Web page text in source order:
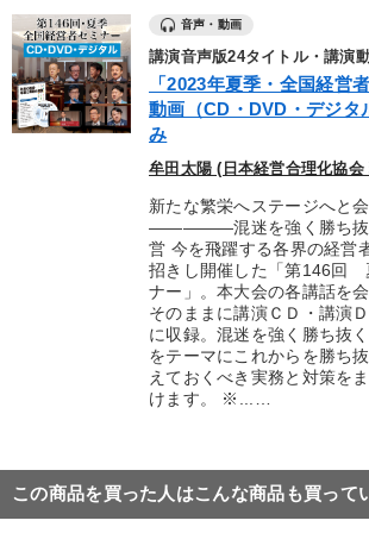
音声・動画
講演音声版24タイトル・講演
「2023年夏季・全国経営
動画（CD・DVD・デジタ
み
牟田太陽 (日本経営合理化協会
新たな繁栄へステージへと
―――――混迷を強く勝ち抜
営 今を飛躍する各界の経営
招きし開催した「第146回
ナー」。本大会の各講話を
そのままに講演ＣＤ・講演
に収録。混迷を強く勝ち抜
をテーマにこれからを勝ち
えておくべき実務と対策を
けます。 ※...…
この商品を買った人はこんな商品も買って